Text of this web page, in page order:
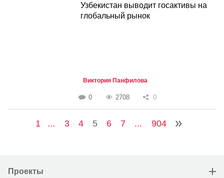
Узбекистан выводит госактивы на
глобальный рынок
Виктория Панфилова
0 2708 0
1 ... 3 4 5 6 7 ... 904
Проекты